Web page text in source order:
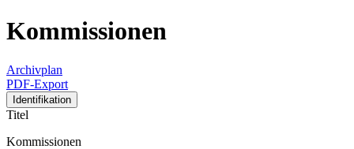
Kommissionen
Archivplan
PDF-Export
Identifikation
Titel
Kommissionen